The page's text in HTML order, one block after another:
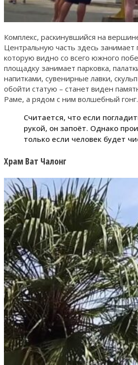
Комплекс, раскинувшийся на
Центральную часть здесь занимает
которую видно со всего южного
площадку занимает парковка,
напитками, сувенирные лавки,
обойти статую – станет виден
Раме, а рядом с ним волшебный гонг.
Считается, что если
рукой, он запоёт. Однако
только если человек будет
Храм Ват Чалонг